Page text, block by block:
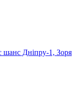
Дніпру-1, Зоря